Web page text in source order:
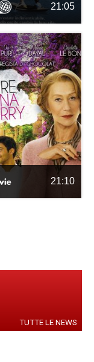
21:05
21:10
TUTTE LE NEWS